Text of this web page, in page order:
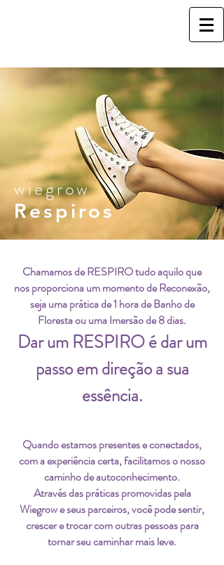
wiegrow
Respiros
Chamamos de RESPIRO tudo aquilo que
nos proporciona um momento de Reconexão,
seja uma prática de 1 hora de Banho de
Floresta ou uma Imersão de 8 dias.
Dar um RESPIRO é dar um
passo em direção a sua
essência.
Quando estamos presentes e conectados,
com a experiência certa, facilitamos o nosso
caminho de autoconhecimento.
Através das práticas promovidas pela
Wiegrow e seus parceiros, você pode sentir,
crescer e trocar com outras pessoas para
tornar seu caminhar mais leve.